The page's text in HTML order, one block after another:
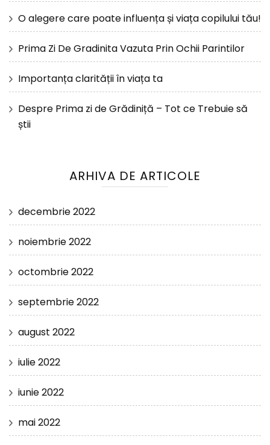
O alegere care poate influența și viața copilului tău!
Prima Zi De Gradinita Vazuta Prin Ochii Parintilor
Importanța clarității în viața ta
Despre Prima zi de Grădiniță – Tot ce Trebuie să
știi
ARHIVA DE ARTICOLE
decembrie 2022
noiembrie 2022
octombrie 2022
septembrie 2022
august 2022
iulie 2022
iunie 2022
mai 2022